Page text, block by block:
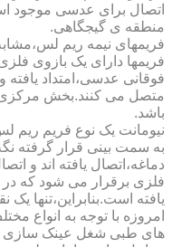
اتصال برای عدسی موجود
منطقه ی گیجگاهی.
فریمهای نیمه ریم
فریمها دارای یک بازوی
متصل می کنند.بخش مرکزی
باشد.
نیومانت یک نوع فریم ریم
به سمت بینی قرار گرفته
دماغه،اتصال یافته اند و
فلزی برقرار می شود که
یافته است.بنابراین،تنها
امروزه با توجه به انواع
های طبی شغل عینک سازی